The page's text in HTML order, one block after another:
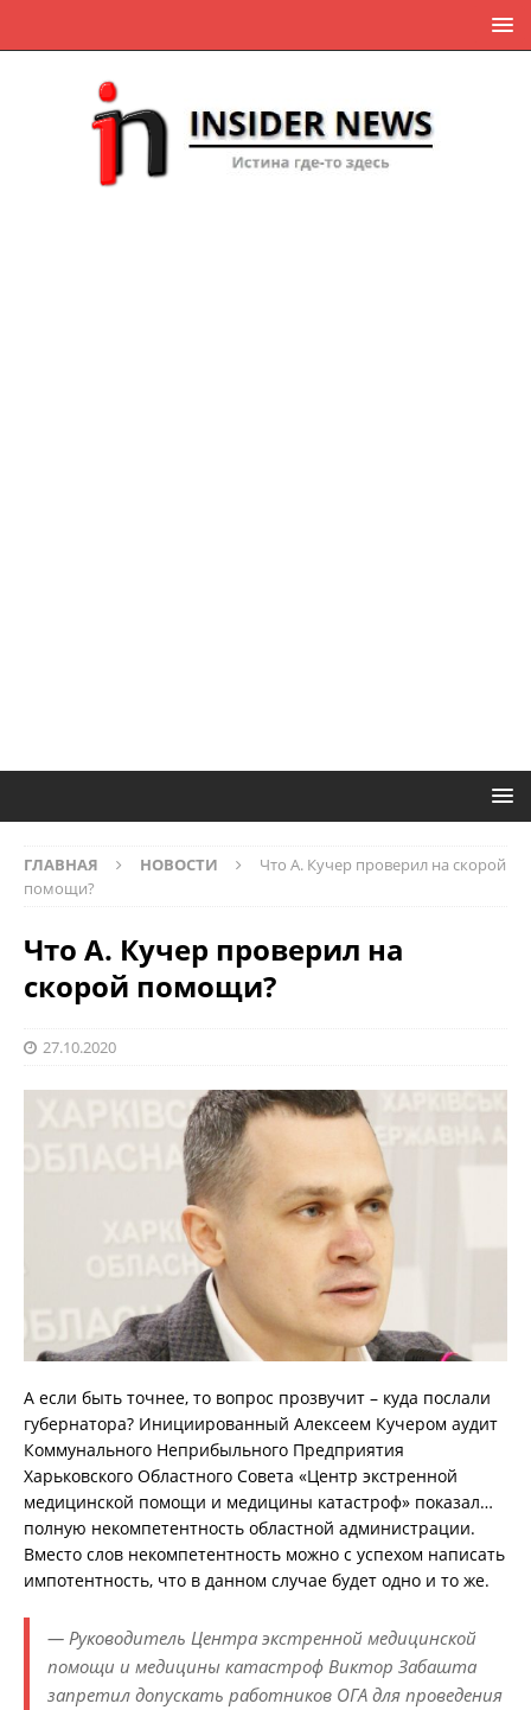
ГЛАВНАЯ НОВОСТИ
Что А. Кучер проверил на скорой
помощи?
Что А. Кучер проверил на
скорой помощи?
27.10.2020
А если быть точнее, то вопрос прозвучит – куда послали
губернатора? Инициированный Алексеем Кучером аудит
Коммунального Неприбыльного Предприятия
Харьковского Областного Совета «Центр экстренной
медицинской помощи и медицины катастроф» показал…
полную некомпетентность областной администрации.
Вместо слов некомпетентность можно с успехом написать
импотентность, что в данном случае будет одно и то же.
— Руководитель Центра экстренной медицинской
помощи и медицины катастроф Виктор Забашта
запретил допускать работников ОГА для проведения